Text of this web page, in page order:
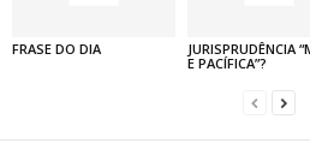
FRASE DO DIA
JURISPRUDÊNCIA
E PACÍFICA”?